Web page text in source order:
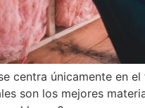
centra únicamente en el
son los mejores